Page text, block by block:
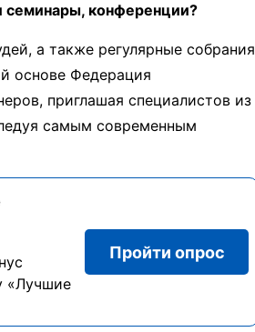
семинары, конференции?
а также регулярные собрания
основе Федерация
приглашая специалистов из
самым современным
«Лучшие
Пройти опрос